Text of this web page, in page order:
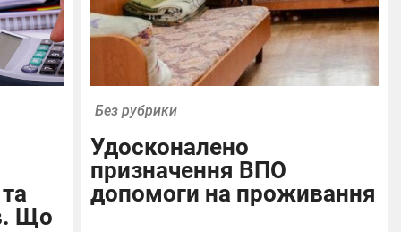
Що
Без рубрики
Удосконалено
призначення ВПО
допомоги на проживання